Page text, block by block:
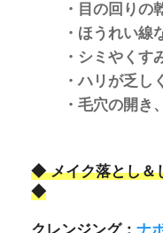
・目の回りの
・ほうれい線
・シミやくす
・ハリが乏し
・毛穴の開き
◆ メイク落とし＆
◆